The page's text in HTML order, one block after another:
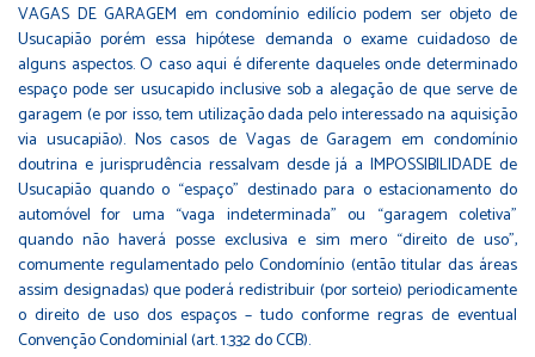
VAGAS DE GARAGEM em condomínio edilício podem ser objeto de
Usucapião porém essa hipótese demanda o exame cuidadoso de
alguns aspectos. O caso aqui é diferente daqueles onde determinado
espaço pode ser usucapido inclusive sob a alegação de que serve de
garagem (e por isso, tem utilização dada pelo interessado na aquisição
via usucapião). Nos casos de Vagas de Garagem em condomínio
doutrina e jurisprudência ressalvam desde já a IMPOSSIBILIDADE de
Usucapião quando o “espaço” destinado para o estacionamento do
automóvel for uma “vaga indeterminada” ou “garagem coletiva”
quando não haverá posse exclusiva e sim mero “direito de uso”,
comumente regulamentado pelo Condomínio (então titular das áreas
assim designadas) que poderá redistribuir (por sorteio) periodicamente
o direito de uso dos espaços – tudo conforme regras de eventual
Convenção Condominial (art. 1.332 do CCB).⁣